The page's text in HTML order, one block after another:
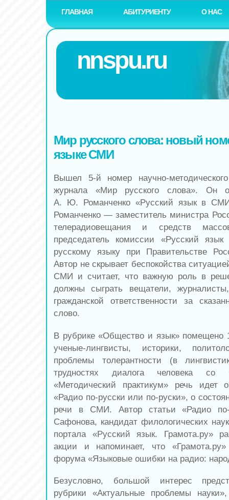
ГЛАВНАЯ АБИТУРИЕНТУ О НАС
nnspu.ru
Мир русского слова: новый
языке СМИ
Вышел 5-й номер научно-
журнала «Мир русского слова». Он
А. Ю. Романченко «Русский язык в
Романченко — заместитель министра
телерадиовещания и средств
председатель комиссии «Русский
русскому языку при Правительстве
Автор не скрывает беспокойства
СМИ и считает, что важную роль в
должны сыграть вещатели,
гражданской ответственности за
слово.
В рубрике «Общество и язык» помещено
ученые-лингвисты, историки,
проблемы толерантности (в
трудностях диалога человека
«Методический практикум» речь идет
«Радио по-русски или по-руски», о
речи в СМИ. Автор статьи «Радио
Сафонова, кандидат филологических
портала «Русский язык. Грамота.ру»
акции и напоминает, что
форума «Языковые ошибки на радио:
Безусловно, большой интерес
рубрики «Актуальные проблемы